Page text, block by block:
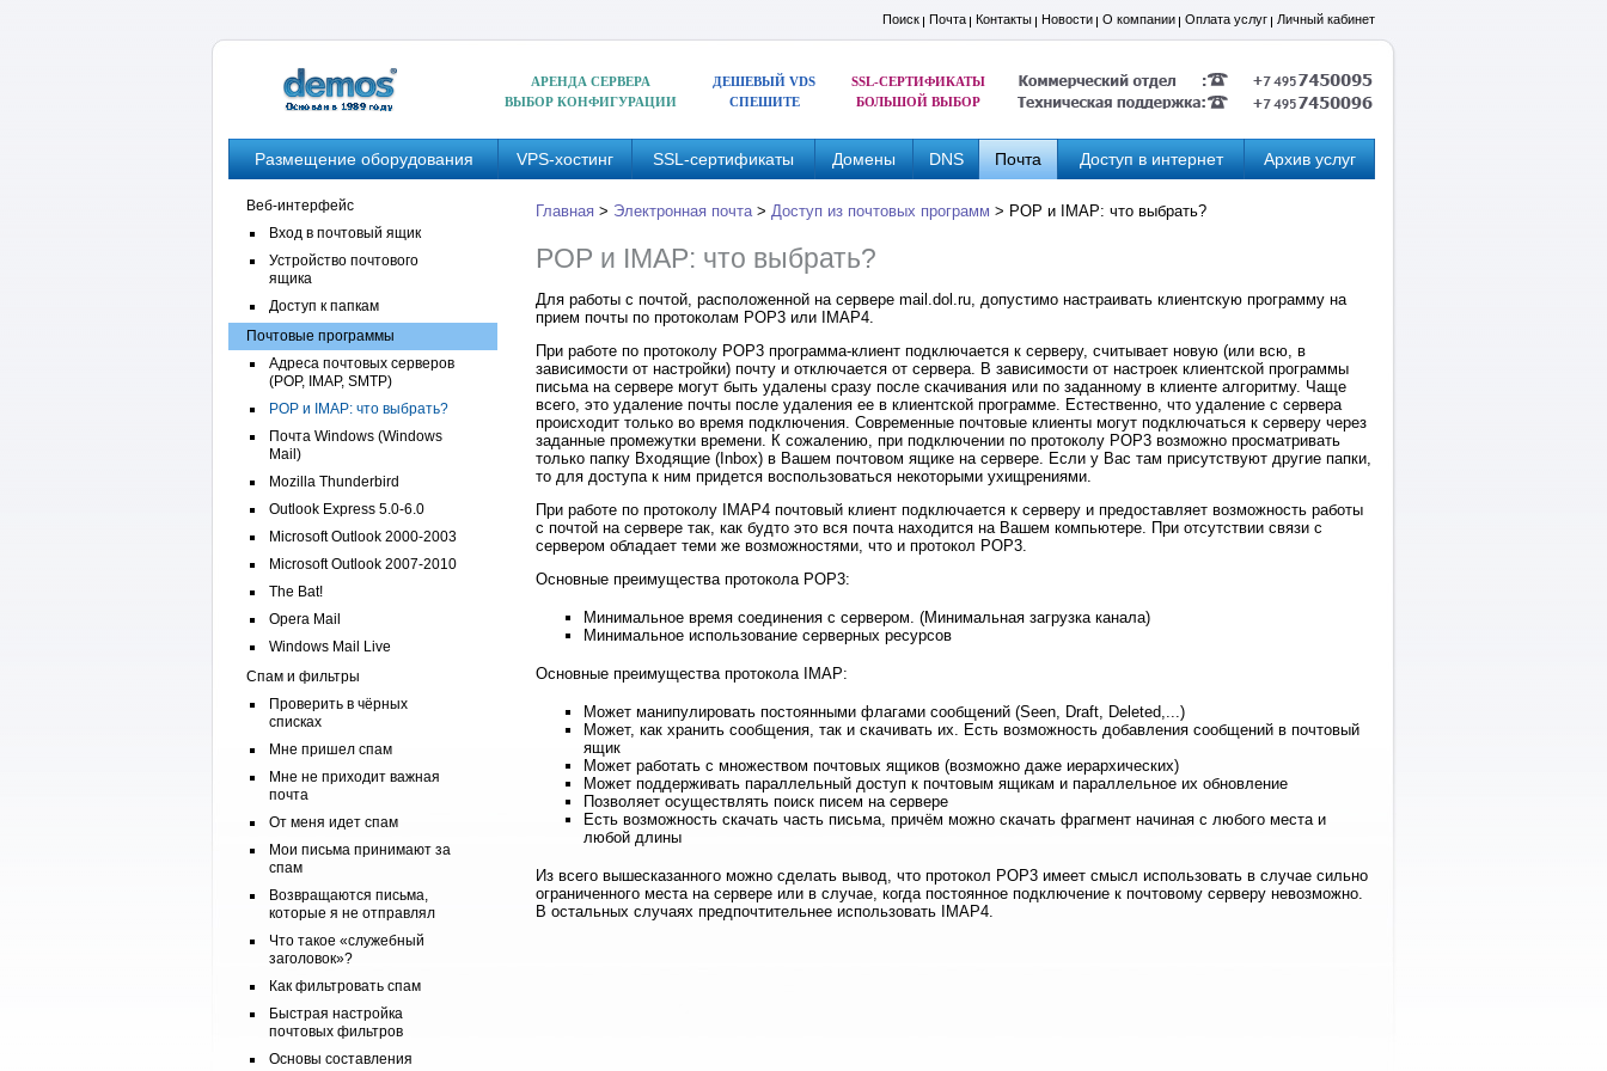
Поиск Почта Контакты Новости О компании Оплата услуг Личный кабинет
АРЕНДА СЕРВЕРА
ВЫБОР КОНФИГУРАЦИИ
ДЕШЕВЫЙ VDS
СПЕШИТЕ
SSL-СЕРТИФИКАТЫ
БОЛЬШОЙ ВЫБОР
Размещение оборудования VPS-хостинг SSL-сертификаты Домены DNS Почта Доступ в интернет Архив услуг
Веб-интерфейс
Вход в почтовый ящик
Устройство почтового
ящика
Доступ к папкам
Почтовые программы
Адреса почтовых серверов
(POP, IMAP, SMTP)
POP и IMAP: что выбрать?
Почта Windows (Windows
Mail)
Mozilla Thunderbird
Outlook Express 5.0-6.0
Microsoft Outlook 2000-2003
Microsoft Outlook 2007-2010
The Bat!
Opera Mail
Windows Mail Live
Спам и фильтры
Проверить в чёрных
списках
Мне пришел спам
Мне не приходит важная
почта
От меня идет спам
Мои письма принимают за
спам
Возвращаются письма,
которые я не отправлял
Что такое «служебный
заголовок»?
Как фильтровать спам
Быстрая настройка
почтовых фильтров
Основы составления
Главная > Электронная почта> Доступ из почтовых программ > POP и IMAP: что выбрать?
POP и IMAP: что выбрать?
Для работы с почтой, расположенной на сервере mail.dol.ru, допустимо настраивать клиентскую программу на
прием почты по протоколам POP3 или IMAP4.
При работе по протоколу POP3 программа-клиент подключается к серверу, считывает новую (или всю, в
зависимости от настройки) почту и отключается от сервера. В зависимоcти от настроек клиентской программы
письма на сервере могут быть удалены сразу после скачивания или по заданному в клиенте алгоритму. Чаще
всего, это удаление почты после удаления ее в клиентской программе. Естественно, что удаление с сервера
происходит только во время подключения. Современные почтовые клиенты могут подключаться к серверу через
заданные промежутки времени. К сожалению, при подключении по протоколу POP3 возможно просматривать
только папку Входящие (Inbox) в Вашем почтовом ящике на сервере. Если у Вас там присутствуют другие папки,
то для доступа к ним придется воспользоваться некоторыми ухищрениями.
При работе по протоколу IMAP4 почтовый клиент подключается к серверу и предоставляет возможность работы
с почтой на сервере так, как будто это вся почта находится на Вашем компьютере. При отсутствии связи с
сервером обладает теми же возможностями, что и протокол POP3.
Основные преимущества протокола POP3:
Минимальное время соединения с сервером. (Минимальная загрузка канала)
Минимальное использование серверных ресурсов
Основные преимущества протокола IMAP:
Может манипулировать постоянными флагами сообщений (Seen, Draft, Deleted,...)
Может, как хранить сообщения, так и скачивать их. Есть возможность добавления сообщений в почтовый
ящик
Может работать с множеством почтовых ящиков (возможно даже иерархических)
Может поддерживать параллельный доступ к почтовым ящикам и параллельное их обновление
Позволяет осуществлять поиск писем на сервере
Есть возможность скачать часть письма, причём можно скачать фрагмент начиная с любого места и
любой длины
Из всего вышесказанного можно сделать вывод, что протокол POP3 имеет смысл использовать в случае сильно
ограниченного места на сервере или в случае, когда постоянное подключение к почтовому серверу невозможно.
В остальных случаях предпочтительнее использовать IMAP4.